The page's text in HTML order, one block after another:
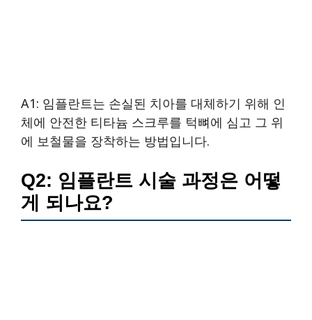
A1: 임플란트는 손실된 치아를 대체하기 위해 인
체에 안전한 티타늄 스크루를 턱뼈에 심고 그 위
에 보철물을 장착하는 방법입니다.
Q2: 임플란트 시술 과정은 어떻
게 되나요?